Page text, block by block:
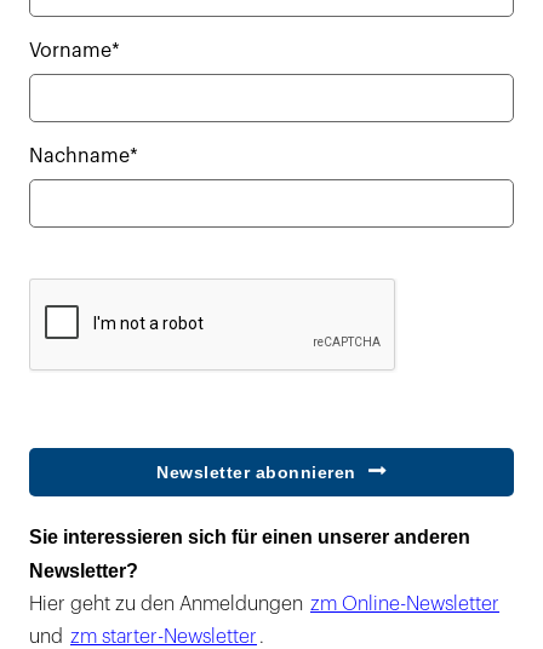
Vorname*
Nachname*
Newsletter abonnieren
Sie interessieren sich für einen unserer anderen
Newsletter?
Hier geht zu den Anmeldungen zm Online-Newsletter
und zm starter-Newsletter .